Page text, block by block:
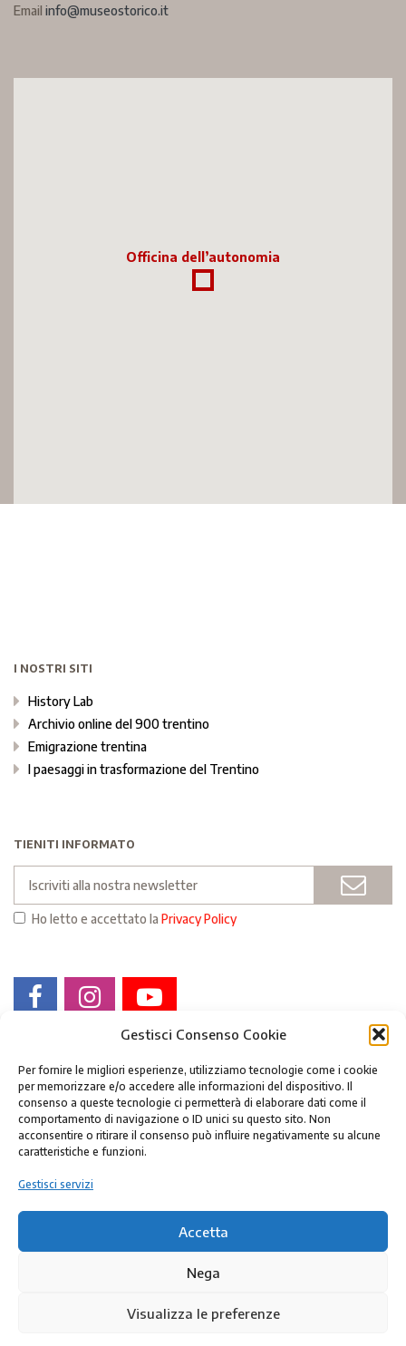
Gestisci Consenso Cookie
Per fornire le migliori esperienze, utilizziamo tecnologie come i cookie
per memorizzare e/o accedere alle informazioni del dispositivo. Il
consenso a queste tecnologie ci permetterà di elaborare dati come il
comportamento di navigazione o ID unici su questo sito. Non
acconsentire o ritirare il consenso può influire negativamente su alcune
caratteristiche e funzioni.
Gestisci servizi
Accetta
Nega
Visualizza le preferenze
Email info@museostorico.it
Officina dell’autonomia
I NOSTRI SITI
History Lab
Archivio online del 900 trentino
Emigrazione trentina
I paesaggi in trasformazione del Trentino
TIENITI INFORMATO
Ho letto e accettato la Privacy Policy
Fondazione Museo storico del Trentino
41 38122 TRENTO - Italy
Fatturazione elettronica